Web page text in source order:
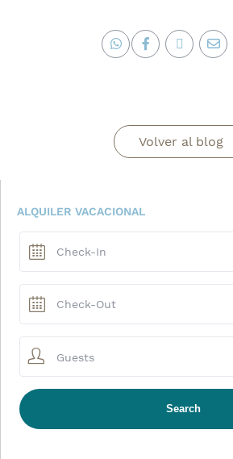
Volver al blog
ALQUILER VACACIONAL
Guests